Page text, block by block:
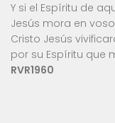
Y si el Espíritu de
Jesús mora en
Cristo Jesús
por su Espíritu que
RVR1960